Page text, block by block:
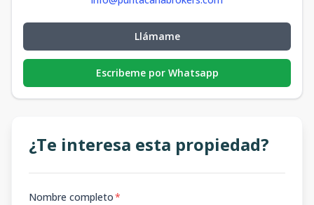
Llámame
Escribeme por Whatsapp
¿Te interesa esta propiedad?
Nombre completo*